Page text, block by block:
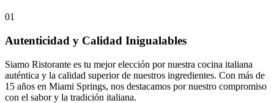
01
Autenticidad y Calidad Inigualables
Siamo Ristorante es tu mejor elección por nuestra cocina italiana
auténtica y la calidad superior de nuestros ingredientes. Con más de
15 años en Miami Springs, nos destacamos por nuestro compromiso
con el sabor y la tradición italiana.